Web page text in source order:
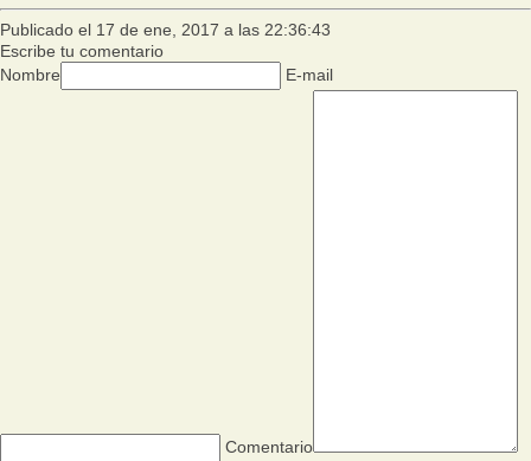
Publicado el 17 de ene, 2017 a las 22:36:43
Escribe tu comentario
Nombre
E-mail
Comentario